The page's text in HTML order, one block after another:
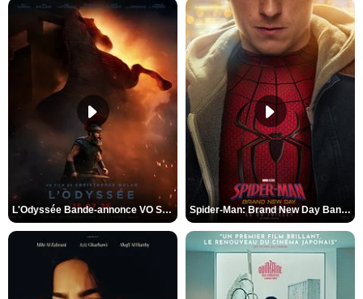
L'Odyssée Bande-annonce VO STFR Spider-Man: Brand New Day Bande-annonce VO STFR